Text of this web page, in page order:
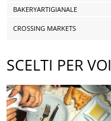
BAKERYARTIGIANALE
CROSSING MARKETS
SCELTI PER VOI